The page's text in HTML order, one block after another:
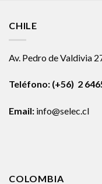
CHILE
Av. Pedro de Valdivia
Teléfono: (+56) 2
Email: info@selec.cl
COLOMBIA